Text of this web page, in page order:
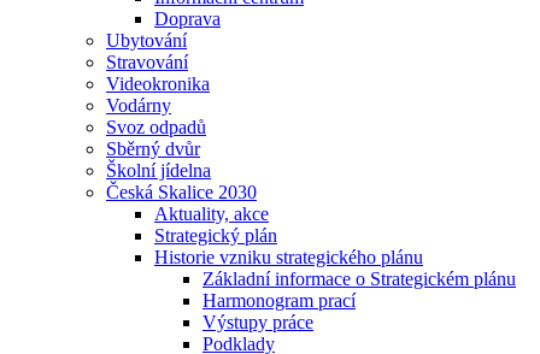
Doprava
Ubytování
Stravování
Videokronika
Vodárny
Svoz odpadů
Sběrný dvůr
Školní jídelna
Česká Skalice 2030
Aktuality, akce
Strategický plán
Historie vzniku strategického plánu
Základní informace o Strategickém plánu
Harmonogram prací
Výstupy práce
Podklady